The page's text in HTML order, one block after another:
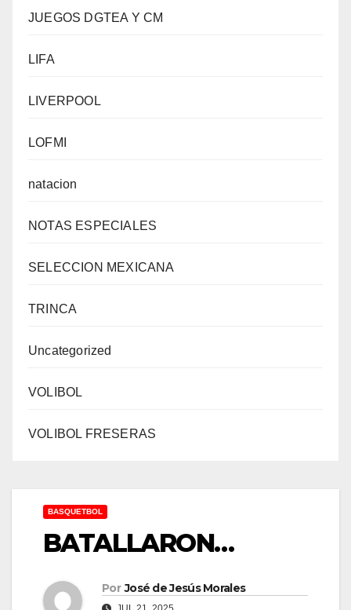
JUEGOS DGTEA Y CM
LIFA
LIVERPOOL
LOFMI
natacion
NOTAS ESPECIALES
SELECCION MEXICANA
TRINCA
Uncategorized
VOLIBOL
VOLIBOL FRESERAS
BASQUETBOL
BATALLARON…
Por José de Jesús Morales